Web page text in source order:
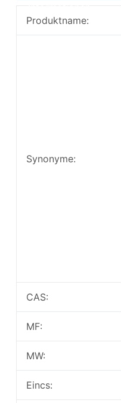
Informationen
Produktname:
Synonyme:
CAS:
MF:
MW:
Eincs: